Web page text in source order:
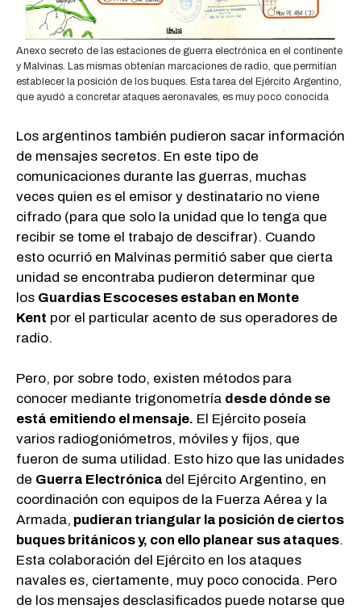
Anexo secreto de las estaciones de guerra electrónica en el continente
y Malvinas. Las mismas obtenían marcaciones de radio, que permitían
establecer la posición de los buques. Esta tarea del Ejército Argentino,
que ayudó a concretar ataques aeronavales, es muy poco conocida
Los argentinos también pudieron sacar información
de mensajes secretos. En este tipo de
comunicaciones durante las guerras, muchas
veces quien es el emisor y destinatario no viene
cifrado (para que solo la unidad que lo tenga que
recibir se tome el trabajo de descifrar). Cuando
esto ocurrió en Malvinas permitió saber que cierta
unidad se encontraba pudieron determinar que
los Guardias Escoceses estaban en Monte
Kent por el particular acento de sus operadores de
radio.
Pero, por sobre todo, existen métodos para
conocer mediante trigonometría desde dónde se
está emitiendo el mensaje. El Ejército poseía
varios radiogoniómetros, móviles y fijos, que
fueron de suma utilidad. Esto hizo que las unidades
de Guerra Electrónica del Ejército Argentino, en
coordinación con equipos de la Fuerza Aérea y la
Armada, pudieran triangular la posición de ciertos
buques británicos y, con ello planear sus ataques.
Esta colaboración del Ejército en los ataques
navales es, ciertamente, muy poco conocida. Pero
de los mensajes desclasificados puede notarse que